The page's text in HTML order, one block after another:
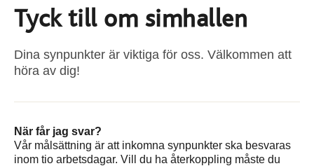
Tyck till om simhallen
Dina synpunkter är viktiga för oss. Välkommen att
höra av dig!
När får jag svar?
Vår målsättning är att inkomna synpunkter ska besvaras
inom tio arbetsdagar. Vill du ha återkoppling måste du